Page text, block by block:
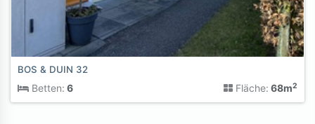
BOS & DUIN 32
Betten: 6 Fläche: 68m2